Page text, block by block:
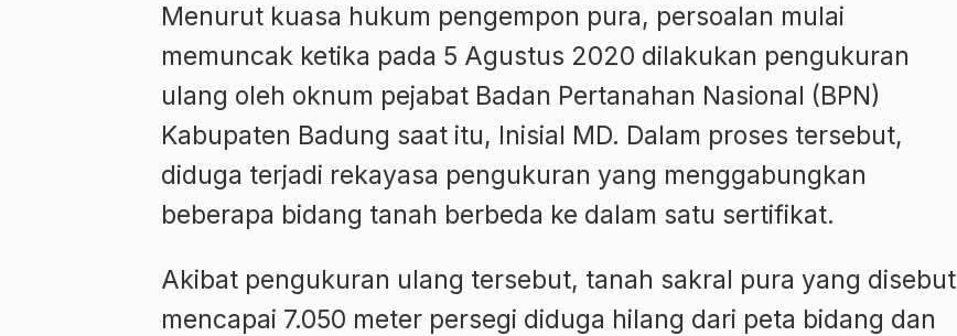
Menurut kuasa hukum pengempon pura, persoalan mulai
memuncak ketika pada 5 Agustus 2020 dilakukan pengukuran
ulang oleh oknum pejabat Badan Pertanahan Nasional (BPN)
Kabupaten Badung saat itu, Inisial MD. Dalam proses tersebut,
diduga terjadi rekayasa pengukuran yang menggabungkan
beberapa bidang tanah berbeda ke dalam satu sertifikat.
Akibat pengukuran ulang tersebut, tanah sakral pura yang disebut
mencapai 7.050 meter persegi diduga hilang dari peta bidang dan